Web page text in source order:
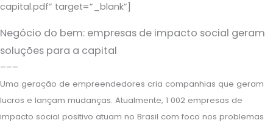
capital.pdf” target=”_blank”]
Negócio do bem: empresas de impacto social geram
soluções para a capital
–––
Uma geração de empreendedores cria companhias que geram
lucros e lançam mudanças. Atualmente, 1 002 empresas de
impacto social positivo atuam no Brasil com foco nos problemas